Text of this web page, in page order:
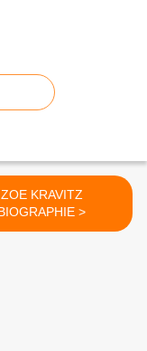
ZOE KRAVITZ
BIOGRAPHIE >